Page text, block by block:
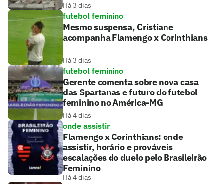
Há 3 dias
futebol feminino
Mesmo suspensa, Cristiane
acompanha Flamengo x Corinthians
Há 3 dias
futebol feminino
Gerente comenta sobre nova casa
das Spartanas e futuro do futebol
feminino no América-MG
Há 4 dias
onde assistir
Flamengo x Corinthians: onde
assistir, horário e prováveis
escalações do duelo pelo Brasileirão
Feminino
Há 4 dias